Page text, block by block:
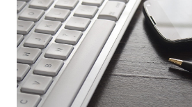
Prenumerata 2026 
Szkolenia 
Księgowość
Sygnaliści 